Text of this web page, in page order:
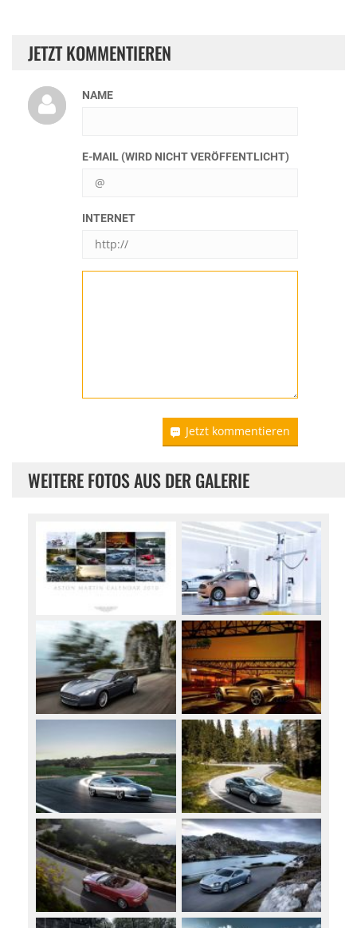
JETZT KOMMENTIEREN
NAME
E-MAIL (WIRD NICHT VERÖFFENTLICHT)
INTERNET
Jetzt kommentieren
WEITERE FOTOS AUS DER GALERIE